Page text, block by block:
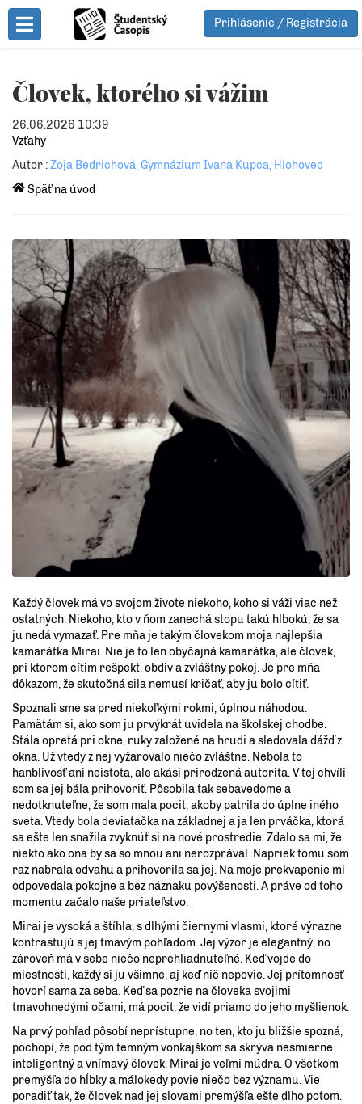
Toggle Menu
Prihlásenie / Registrácia
Človek, ktorého si vážim
26.06.2026 10:39
Vzťahy
Autor :Zoja Bedrichová, Gymnázium Ivana Kupca, Hlohovec
Späť na úvod
Každý človek má vo svojom živote niekoho, koho si váži viac než
ostatných. Niekoho, kto v ňom zanechá stopu takú hlbokú, že sa
ju nedá vymazať. Pre mňa je takým človekom moja najlepšia
kamarátka Mirai. Nie je to len obyčajná kamarátka, ale človek,
pri ktorom cítim rešpekt, obdiv a zvláštny pokoj. Je pre mňa
dôkazom, že skutočná sila nemusí kričať, aby ju bolo cítiť.
Spoznali sme sa pred niekoľkými rokmi, úplnou náhodou.
Pamätám si, ako som ju prvýkrát uvidela na školskej chodbe.
Stála opretá pri okne, ruky založené na hrudi a sledovala dážď z
okna. Už vtedy z nej vyžarovalo niečo zvláštne. Nebola to
hanblivosť ani neistota, ale akási prirodzená autorita. V tej chvíli
som sa jej bála prihovoriť. Pôsobila tak sebavedome a
nedotknuteľne, že som mala pocit, akoby patrila do úplne iného
sveta. Vtedy bola deviatačka na základnej a ja len prváčka, ktorá
sa ešte len snažila zvyknúť si na nové prostredie. Zdalo sa mi, že
niekto ako ona by sa so mnou ani nerozprával. Napriek tomu som
raz nabrala odvahu a prihovorila sa jej. Na moje prekvapenie mi
odpovedala pokojne a bez náznaku povýšenosti. A práve od toho
momentu začalo naše priateľstvo.
Mirai je vysoká a štíhla, s dlhými čiernymi vlasmi, ktoré výrazne
kontrastujú s jej tmavým pohľadom. Jej výzor je elegantný, no
zároveň má v sebe niečo neprehliadnuteľné. Keď vojde do
miestnosti, každý si ju všimne, aj keď nič nepovie. Jej prítomnosť
hovorí sama za seba. Keď sa pozrie na človeka svojimi
tmavohnedými očami, má pocit, že vidí priamo do jeho myšlienok.
Na prvý pohľad pôsobí neprístupne, no ten, kto ju bližšie spozná,
pochopí, že pod tým temným vonkajškom sa skrýva nesmierne
inteligentný a vnímavý človek. Mirai je veľmi múdra. O všetkom
premýšľa do hĺbky a málokedy povie niečo bez významu. Vie
poradiť tak, že človek nad jej slovami premýšľa ešte dlho potom.